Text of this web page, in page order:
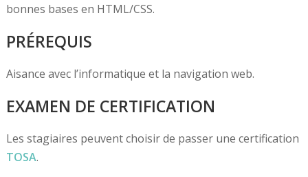
bonnes bases en HTML/CSS.
PRÉREQUIS
Aisance avec l’informatique et la navigation web.
EXAMEN DE CERTIFICATION
Les stagiaires peuvent choisir de passer une certification
TOSA.